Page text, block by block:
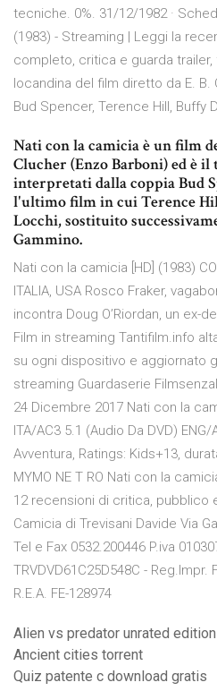
tecniche. 0%. 31/12/1982 ·
(1983) - Streaming | Leggi la
completo, critica e guarda
locandina del film diretto da E.
Bud Spencer, Terence Hill, Buffy
Nati con la camicia è un film
Clucher (Enzo Barboni) ed è
interpretati dalla coppia Bud
l'ultimo film in cui Terence
Locchi, sostituito
Gammino.
Nati con la camicia [HD] (1983)
ITALIA, USA Rosco Fraker,
incontra Doug O’Riordan, un ex-
Film in streaming Tantifilm.info
su ogni dispositivo e aggiornato
streaming Guardaserie
24 Dicembre 2017 Nati con la
ITA/AC3 5.1 (Audio Da DVD)
Avventura, Ratings: Kids+13,
MYMO NE T RO Nati con la
12 recensioni di critica, pubblico
Camicia di Trevisani Davide Via
Tel e Fax 0532.200446 P.iva
TRVDVD61C25D548C - Reg.Impr.
R.E.A. FE-128974
Alien vs predator unrated edition
Ancient cities torrent
Quiz patente c download gratis